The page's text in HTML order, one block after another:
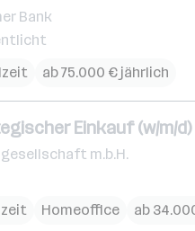
Bank
ab 75.000 € jährlich
Einkauf (w/m/d)
m.b.H.
Homeoffice ab